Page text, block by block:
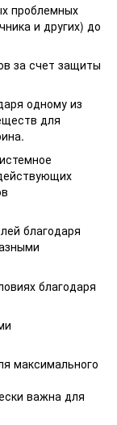
проблемных
и других) до
за счет защиты
одному из
для
благодаря
благодаря
максимального
важна для